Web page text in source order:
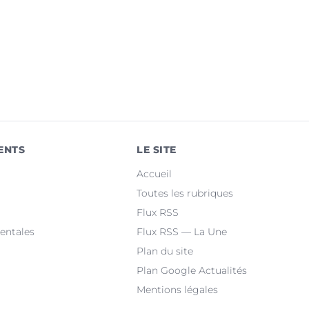
LE SITE
Accueil
Toutes les rubriques
Flux RSS
Flux RSS — La Une
Plan du site
Plan Google Actualités
Mentions légales